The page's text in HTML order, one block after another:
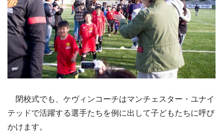
閉校式でも、ケヴィンコーチはマンチェスター・ユナイ
テッドで活躍する選手たちを例に出して子どもたちに呼び
かけます。